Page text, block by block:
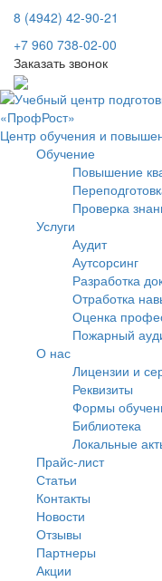
8 (4942) 42-90-21
+7 960 738-02-00
Заказать звонок
Центр обучения и
Обучение
Повышение
Проверка
Услуги
Аудит
Аутсорсинг
Разработка
Отработка
Оценка
Пожарный
О нас
Лицензии и
Реквизиты
Формы
Библиотека
Локальные
Прайс-лист
Статьи
Контакты
Новости
Отзывы
Партнеры
Акции